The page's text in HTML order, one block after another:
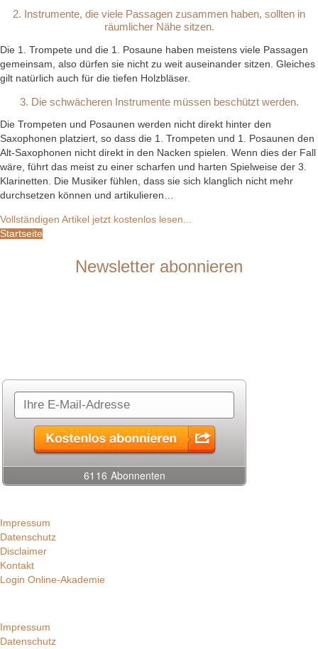
2. Instrumente, die viele Passagen zusammen haben, sollten in
räumlicher Nähe sitzen.
Die 1. Trompete und die 1. Posaune haben meistens viele Passagen
gemeinsam, also dürfen sie nicht zu weit auseinander sitzen. Gleiches
gilt natürlich auch für die tiefen Holzbläser.
3. Die schwächeren Instrumente müssen beschützt werden.
Die Trompeten und Posaunen werden nicht direkt hinter den
Saxophonen platziert, so dass die 1. Trompeten und 1. Posaunen den
Alt-Saxophonen nicht direkt in den Nacken spielen. Wenn dies der Fall
wäre, führt das meist zu einer scharfen und harten Spielweise der 3.
Klarinetten. Die Musiker fühlen, dass sie sich klanglich nicht mehr
durchsetzen können und artikulieren…
Vollständigen Artikel jetzt kostenlos lesen...
Startseite
Newsletter abonnieren
Impressum
Datenschutz
Disclaimer
Kontakt
Login Online-Akademie
Impressum
Datenschutz